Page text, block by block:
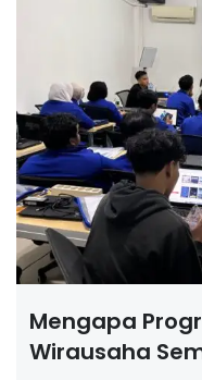
Mengapa
Wirausaha